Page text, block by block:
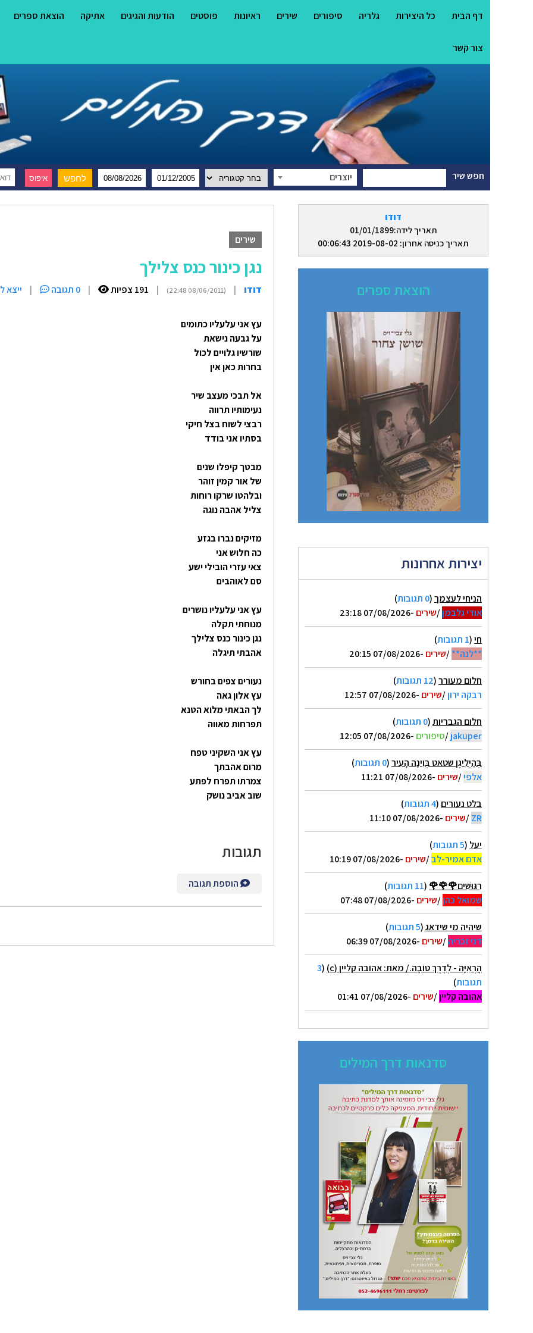
דף הבית כל היצירות גלריה סיפורים שירים ראיונות פוסטים הודעות והגיגים אתיקה הוצאת ספרים
צור קשר
חפש שיר יוצרים
דודו
תאריך לידה:01/01/1899
תאריך כניסה אחרון: 2019-08-02 00:06:43
הוצאת ספרים
יצירות אחרונות
הניחי לעצמך(0 תגובות
)
אודי גלבמן/שירים -07/08/2026 23:18
חי(1 תגובות
)
**לנה**/שירים -07/08/2026 20:15
חלום מעורר(12 תגובות
)
רבקה ירון/שירים -07/08/2026 12:57
חלום הגבריות(0 תגובות
)
jakuper
/סיפורים -07/08/2026 12:05
בְּהַיְלִיגֶן שטאט בְּוִינָה הָעִיר(0 תגובות
)
אלפי/שירים -07/08/2026 11:21
בלט נעורים (4 תגובות
)
ZR
/שירים -07/08/2026 11:10
יעל (5 תגובות
)
אדם אמיר-לב/שירים -07/08/2026 10:19
רִגּוּשִׁים🌹🌹🌹 (11 תגובות
)
שמואל כהן/שירים -07/08/2026 07:48
שיהיה מי שידאג(5 תגובות
)
דני זכריה/שירים -07/08/2026 06:39
הָרְאִיָּה - לְדֶרֶךְ טוֹבָה./ מאת: אהובה קליין (c) (
3
תגובות)
אהובה קליין/שירים -07/08/2026 01:41
סדנאות דרך המילים
שירים
נגן כינור כנס צלילך
דודו |
(08/06/2011 22:48)
| 191 צפיות | 0 תגובה | ייצא ל
עץ אני עלעליו כתומים
על גבעה נישאת
שורשיו גלויים לכול
בחרות כאן אין
אל תבכי מעצב שיר
נעימותיו תרווה
רבצי לשוח בצל חיקי
בסתיו אני בודד
מבטך קיפלו שנים
של אור קמין זוהר
ובלהטו שרקו רוחות
צליל אהבה נוגה
מזיקים נברו בגזע
כה חלוש אני
צאי עזרי הובילי ישע
סם לאוהבים
עץ אני עלעליו נושרים
מנוחתי תקלה
נגן כינור כנס צלילך
אהבתי תיגלה
נעורים צפים בחורש
עץ אלון גאה
לך הבאתי מלוא הטנא
תפרחות מאווה
עץ אני השקיני טפח
מרום אהבתך
צמרתו תפרח לפתע
שוב אביב נושק
תגובות
הוספת תגובה